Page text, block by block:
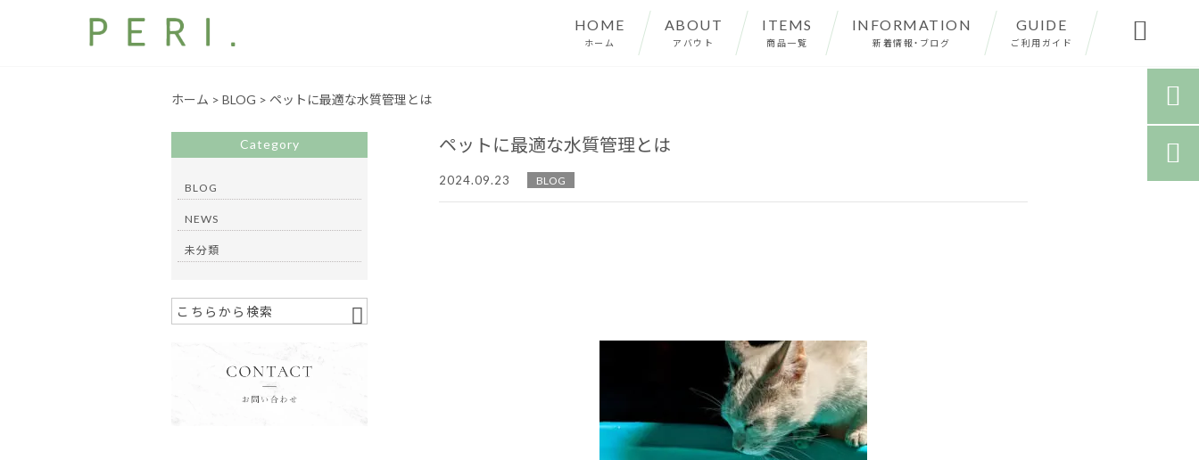
HOME
ホーム
ABOUT
アバウト
ITEMS
商品一覧
INFORMATION
新着情報・ブログ
GUIDE
ご利用ガイド 
ホーム > BLOG > ペットに最適な水質管理とは
ペットに最適な水質管理とは
2024.09.23 BLOG
Category
BLOG
NEWS
未分類

